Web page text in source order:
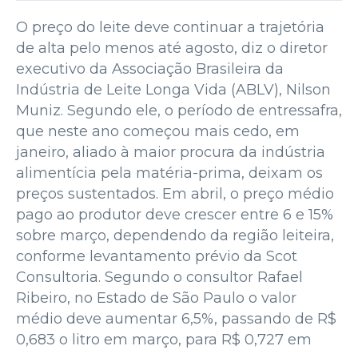
O preço do leite deve continuar a trajetória
de alta pelo menos até agosto, diz o diretor
executivo da Associação Brasileira da
Indústria de Leite Longa Vida (ABLV), Nilson
Muniz. Segundo ele, o período de entressafra,
que neste ano começou mais cedo, em
janeiro, aliado à maior procura da indústria
alimentícia pela matéria-prima, deixam os
preços sustentados. Em abril, o preço médio
pago ao produtor deve crescer entre 6 e 15%
sobre março, dependendo da região leiteira,
conforme levantamento prévio da Scot
Consultoria. Segundo o consultor Rafael
Ribeiro, no Estado de São Paulo o valor
médio deve aumentar 6,5%, passando de R$
0,683 o litro em março, para R$ 0,727 em